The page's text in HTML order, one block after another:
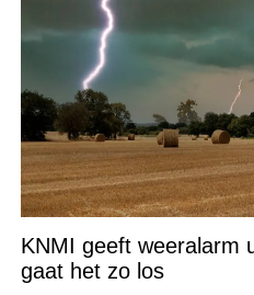
KNMI geeft weeralarm
gaat het zo los